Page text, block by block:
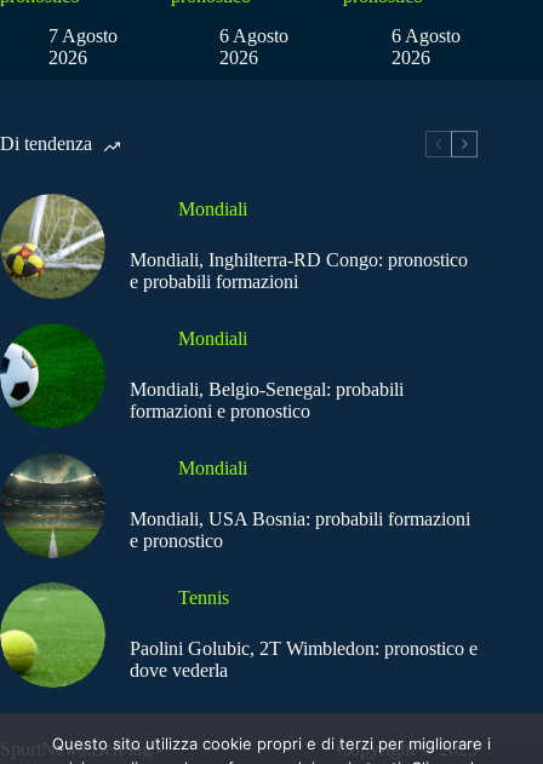
7 Agosto
2026
6 Agosto
2026
6 Agosto
2026
Di tendenza
Mondiali
Mondiali, Inghilterra-RD Congo: pronostico
e probabili formazioni
Mondiali
Mondiali, Belgio-Senegal: probabili
formazioni e pronostico
Mondiali
Mondiali, USA Bosnia: probabili formazioni
e pronostico
Tennis
Paolini Golubic, 2T Wimbledon: pronostico e
dove vederla
SportNews.BetFlag -
Copyright © 2025
Questo sito utilizza cookie propri e di terzi per migliorare i